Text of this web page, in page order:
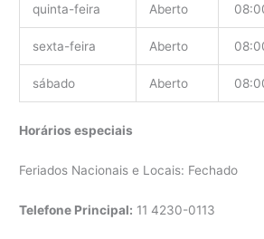
quinta-feira Aberto
sexta-feira Aberto
sábado Aberto
Horários especiais
Feriados Nacionais e Locais: Fechado
Telefone Principal: 114230-0113